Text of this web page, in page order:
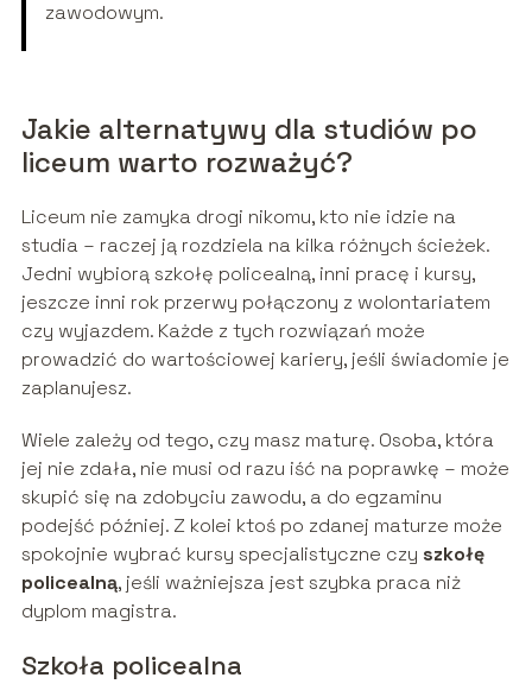
zawodowym.
Jakie alternatywy dla studiów po
liceum warto rozważyć?
Liceum nie zamyka drogi nikomu, kto nie idzie na
studia – raczej ją rozdziela na kilka różnych ścieżek.
Jedni wybiorą szkołę policealną, inni pracę i kursy,
jeszcze inni rok przerwy połączony z wolontariatem
czy wyjazdem. Każde z tych rozwiązań może
prowadzić do wartościowej kariery, jeśli świadomie je
zaplanujesz.
Wiele zależy od tego, czy masz maturę. Osoba, która
jej nie zdała, nie musi od razu iść na poprawkę – może
skupić się na zdobyciu zawodu, a do egzaminu
podejść później. Z kolei ktoś po zdanej maturze może
spokojnie wybrać kursy specjalistyczne czy szkołę
policealną, jeśli ważniejsza jest szybka praca niż
dyplom magistra.
Szkoła policealna